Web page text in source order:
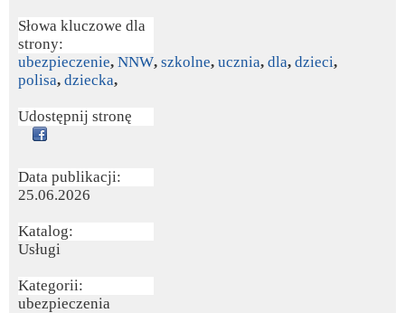
Słowa kluczowe dla
strony:
ubezpieczenie, NNW, szkolne, ucznia, dla, dzieci,
polisa, dziecka,
Udostępnij stronę
Data publikacji:
25.06.2026
Katalog:
Usługi
Kategorii:
ubezpieczenia